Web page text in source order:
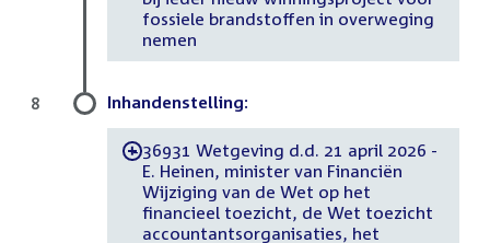
fossiele brandstoffen in overweging
nemen
Inhandenstelling:
-36931 Wetgeving d.d. 21 april 2026 -
E. Heinen, minister van Financiën
Wijziging van de Wet op het
financieel toezicht, de Wet toezicht
accountantsorganisaties, het
8